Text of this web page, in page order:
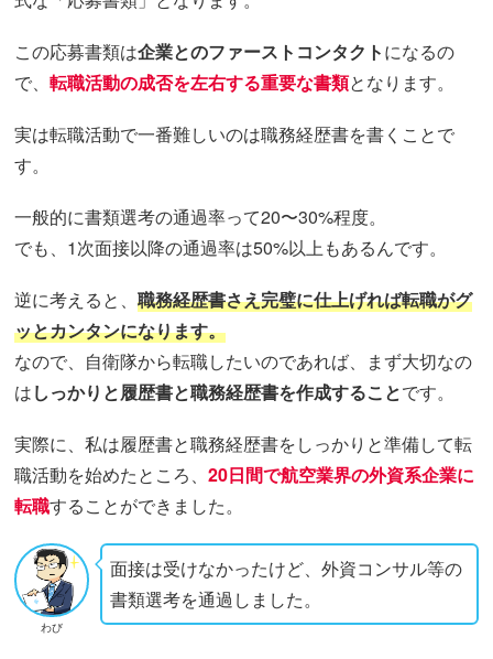
この応募書類は企業とのファーストコンタクトになるの
で、転職活動の成否を左右する重要な書類となります。
実は転職活動で一番難しいのは職務経歴書を書くことで
す。
一般的に書類選考の通過率って20〜30%程度。
でも、1次面接以降の通過率は50%以上もあるんです。
逆に考えると、職務経歴書さえ完璧に仕上げれば転職がグ
ッとカンタンになります。
なので、自衛隊から転職したいのであれば、まず大切なの
はしっかりと履歴書と職務経歴書を作成することです。
実際に、私は履歴書と職務経歴書をしっかりと準備して転
職活動を始めたところ、20日間で航空業界の外資系企業に
転職することができました。
わび
面接は受けなかったけど、外資コンサル等の
書類選考を通過しました。